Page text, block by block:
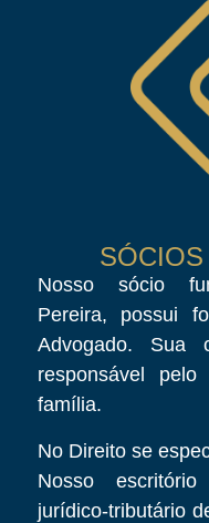
Nosso sócio
Pereira, possui
Advogado. Sua
responsável
família.
No Direito se
Nosso
jurídico-tributário